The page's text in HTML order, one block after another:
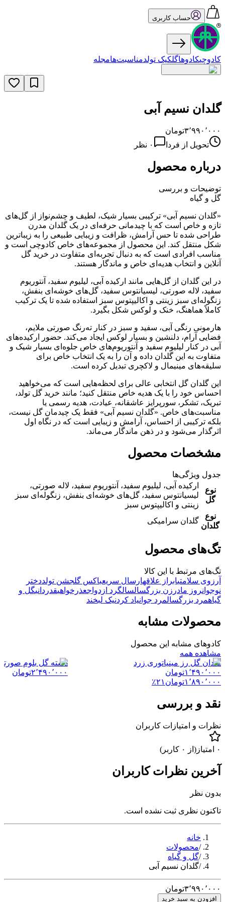
حساب کاربری
کادوچیکادو‌هاگلکیک تولدمناسبت‌هامجله
گلدان نسیم آبی
۳٬۹۹۰٬۰۰۰تومان
تحویل از فردا
۰ نظر
درباره محصول
توضیحات و بررسی
گل و گیاه
«گلدان نسیم آبی» ترکیبی بسیار شیک، لطیف و چشم‌نواز از گل‌های
تازه و خاص است که با چیدمانی حرفه‌ای در یک گلدان مدرن
طراحی شده تا حس آرامش، ظرافت و زیبایی طبیعی را به زیباترین
شکل منتقل کند. این محصول از مجموعه‌های خاص کادوچی است و
مناسب افرادی است که به دنبال تجربه‌ای متفاوت در خرید گل
آنلاین و انتخاب هدیه‌ای خاص و ماندگار هستند.
در این گلدان از گل‌هایی مانند ارکیده آبی، لیلیوم سفید، آنتوریوم
سفید، لاله صورتی، لیسیانتوس سفید، گل‌های خوشه‌ای بنفش،
زنگوله‌ای سبز زینتی و اکالیپتوس سبز استفاده شده تا یک ترکیب
کاملاً هماهنگ، خنک و لوکس شکل بگیرد.
هارمونی رنگی آبی، سفید و سبز در کنار ته‌رنگ صورتی ملایم،
فضایی آرام، دلنشین و بسیار لوکس ایجاد می‌کند. حضور ارکیده‌های
آبی در کنار لیلیوم سفید و آنتوریوم‌های خاص جلوه‌ای بسیار شیک و
متفاوت به این گلدان داده و آن را به یک انتخاب خاص برای
سلیقه‌های مینیمال و لاکچری تبدیل کرده است.
این گلدان گل انتخابی عالی برای لحظه‌هایی است که می‌خواهید
احساس خود را با یک هدیه خاص منتقل کنید؛ مانند خرید گل تولد،
تبریک، تشکر، سورپرایز عاشقانه، عیادت، هدیه رسمی یا
مناسبت‌های خاص. «گلدان نسیم آبی» فقط یک چیدمان گل نیست،
بلکه ترکیبی از احساس، آرامش و زیبایی است که در نگاه اول
اثرگذار می‌شود و در ذهن ماندگار می‌ماند.
مشخصات محصول
جدول ویژگی‌ها
نوع
گل
ارکیده آبی، لیلیوم سفید، آنتوریوم سفید، لاله صورتی،
لیسیانتوس سفید، گل‌های خوشه‌ای بنفش، زنگوله‌ای سبز
زینتی و اکالیپتوس سبز
نوع
گلدان
گلدان سرامیکی
تگ‌های محصول
تگ‌های مرتبط با این کالا
آرزوی سلامتیابراز علاقهارسال سریعباکس گلجشن تولددختر
نوجوانروز مادر زن بزرگسالسالگرد ازدواجعذرخواهیقدردانیگل و
گیاهمرد بزرگسالمرد جوانیاد کردنیک لبخند
محصولات مشابه
کادوهای مشابه این محصول
مشاهده همه
گلدان گل رز مینیاتوری زرد
۱٬۴۹۰٬۰۰۰تومان
۱٬۸۹۰٬۰۰۰تومان ۲۱٪
دسته گل بلوم
۲٬۴۹۰٬۰۰۰تومان
نقد و بررسی
نظرات و امتیازات کاربران
۰ امتیاز (از ۰ کاربر)
آخرین نظرات کاربران
بدون نظر
تاکنون نظری ثبت نشده است.
خانه
/محصولات
/گل و گیاه
/گلدان نسیم آبی
۳٬۹۹۰٬۰۰۰تومان
افزودن به سبد خرید